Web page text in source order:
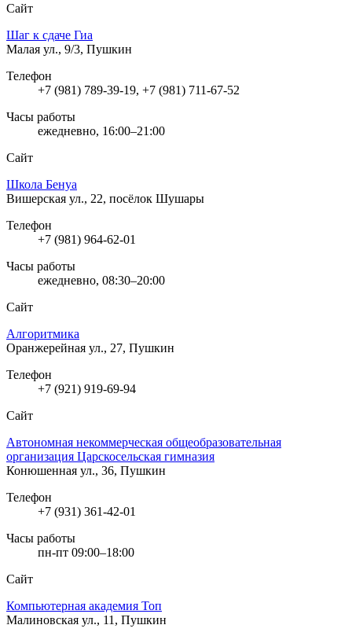
Сайт
Шаг к сдаче Гиа
Малая ул., 9/3, Пушкин
Телефон
+7 (981) 789-39-19, +7 (981) 711-67-52
Часы работы
ежедневно, 16:00–21:00
Сайт
Школа Бенуа
Вишерская ул., 22, посёлок Шушары
Телефон
+7 (981) 964-62-01
Часы работы
ежедневно, 08:30–20:00
Сайт
Алгоритмика
Оранжерейная ул., 27, Пушкин
Телефон
+7 (921) 919-69-94
Сайт
Автономная некоммерческая общеобразовательная
организация Царскосельская гимназия
Конюшенная ул., 36, Пушкин
Телефон
+7 (931) 361-42-01
Часы работы
пн-пт 09:00–18:00
Сайт
Компьютерная академия Toп
Малиновская ул., 11, Пушкин